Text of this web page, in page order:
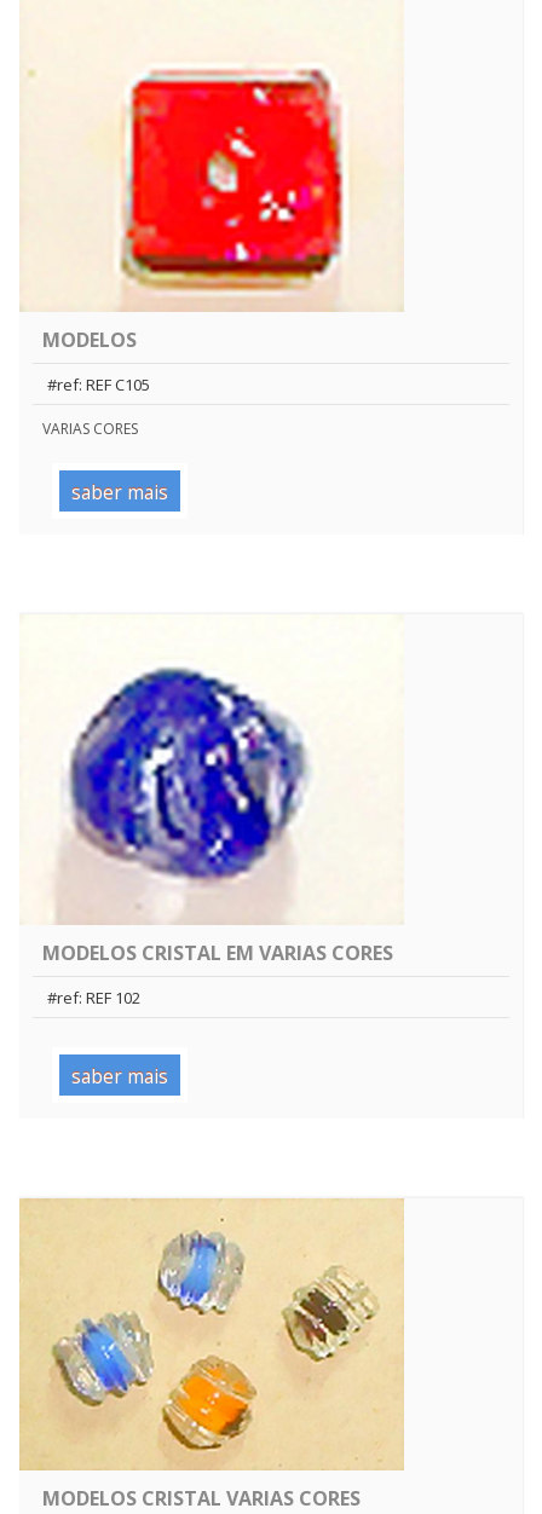
MODELOS
#ref: REF C105
VARIAS CORES
saber mais
MODELOS CRISTAL EM VARIAS CORES
#ref: REF 102
saber mais
MODELOS CRISTAL VARIAS CORES